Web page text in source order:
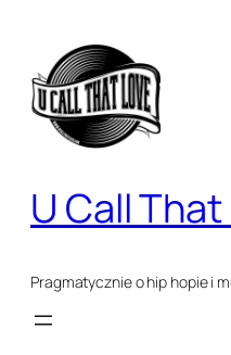
treści
U Call That
Pragmatycznie o hip hopie i